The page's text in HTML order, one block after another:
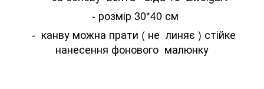
- розмір 30*40 см
- канву можна прати ( не линяє ) стійке
нанесення фонового малюнку